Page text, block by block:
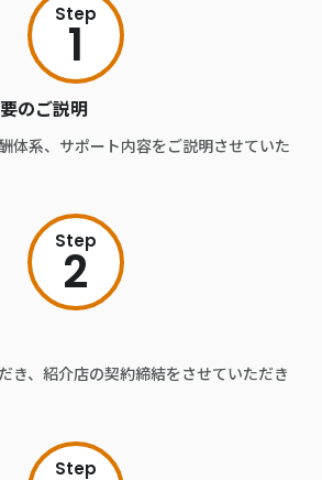
Step
1
のご説明
体系、サポート内容をご説明させていた
Step
2
き、紹介店の契約締結をさせていただき
Step